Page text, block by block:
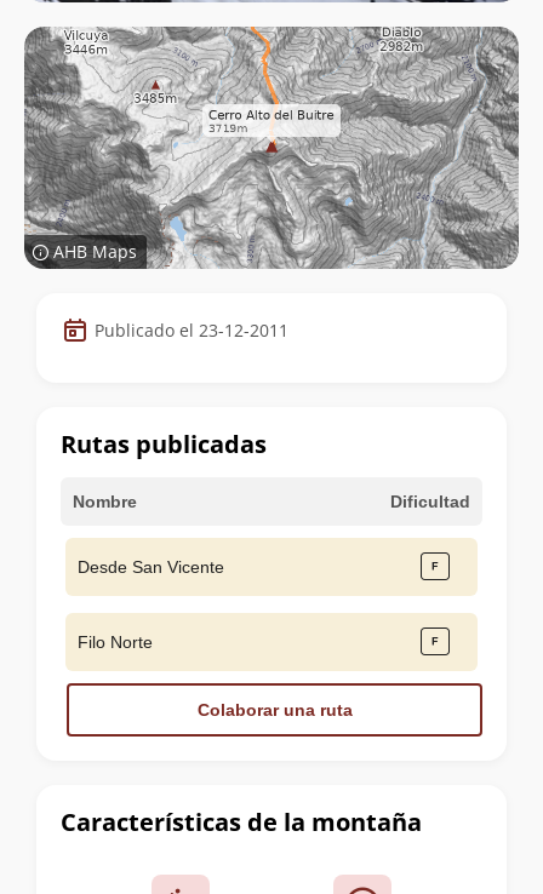
AHB Maps
Datos
de
cumbre
Publicado el 23-12-2011
Características de la montaña
Rutas publicadas
Nombre Dificultad
Desde San Vicente
Filo Norte
Colaborar una ruta